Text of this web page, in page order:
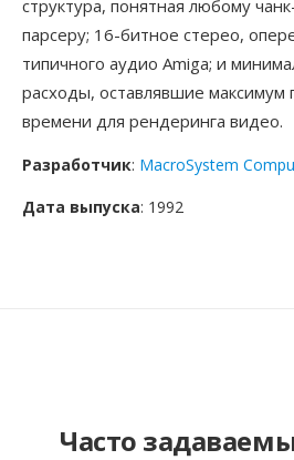
структура, понятная любому
парсеру; 16-битное стерео,
типичного аудио Amiga; и
расходы, оставлявшие максимум
времени для рендеринга видео.
Разработчик: MacroSystem
Дата выпуска: 1992
Часто